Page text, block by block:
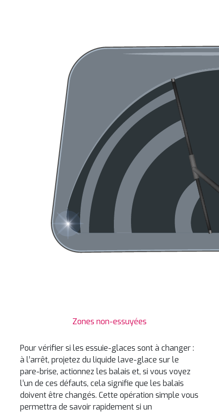
Zones non-essuyées
Pour vérifier si les essuie-glaces sont à changer :
à l’arrêt, projetez du liquide lave-glace sur le
pare-brise, actionnez les balais et, si vous voyez
l’un de ces défauts, cela signifie que les balais
doivent être changés. Cette opération simple vous
permettra de savoir rapidement si un